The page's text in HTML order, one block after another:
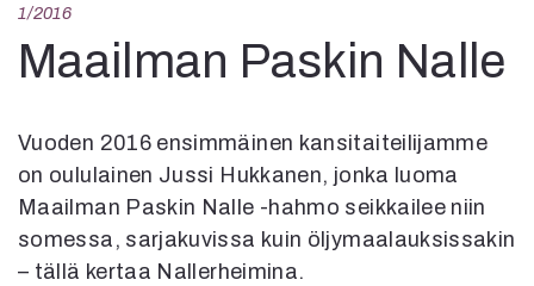
5/2025
Lehtiarkisto
Info
Tilaus ja irtonumerot
Yhteistyössä
Toimitus
Mediatiedot
1/2016
Maailman Paskin Nalle
Vuoden 2016 ensimmäinen kansitaiteilijamme
on oululainen Jussi Hukkanen, jonka luoma
Maailman Paskin Nalle -hahmo seikkailee niin
somessa, sarjakuvissa kuin öljymaalauksissakin
– tällä kertaa Nallerheimina.